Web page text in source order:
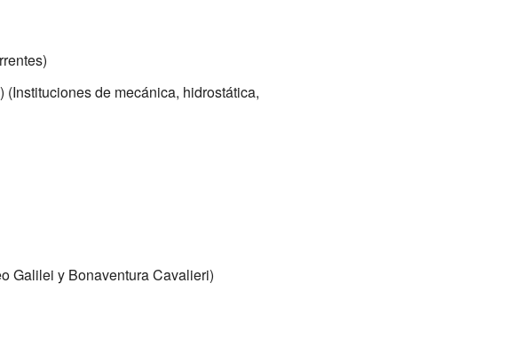
(Instituciones de mecánica, hidrostática,
Galilei y Bonaventura Cavalieri)